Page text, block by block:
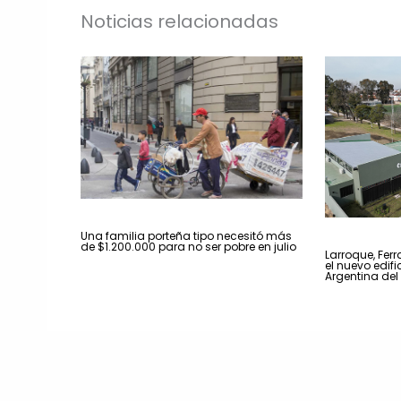
Noticias relacionadas
Una familia porteña tipo necesitó más
de $1.200.000 para no ser pobre en julio
Larroque,
el nuevo
Argentina